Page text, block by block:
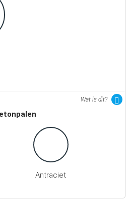
Wat is dit?
Antraciet